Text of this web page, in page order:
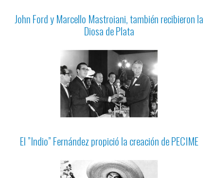
John Ford y Marcello Mastroiani, también recibieron la
Diosa de Plata
El ”Indio” Fernández propició la creación de PECIME